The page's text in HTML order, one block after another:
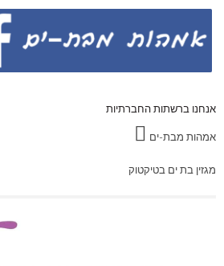
אנחנו ברשתות החברתיות
אמהות מבת-ים
מגזין בת ים בטיקטוק